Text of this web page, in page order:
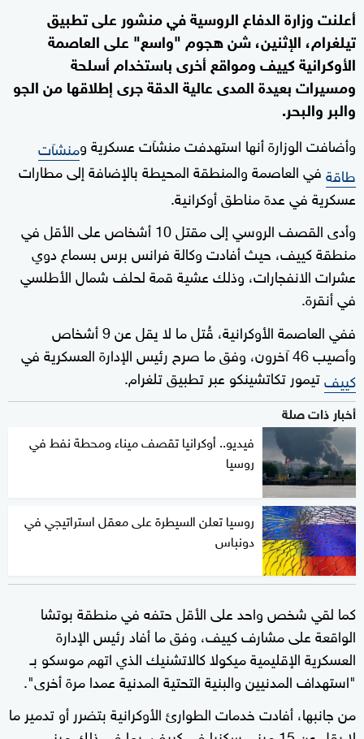
أعلنت ⁠وزارة الدفاع الروسية في منشور على تطبيق
تيلغرام، الإثنين، شن هجوم "واسع" ‌على العاصمة
‌الأوكرانية كييف ومواقع أخرى باستخدام أسلحة
‌ومسيرات ‌بعيدة المدى ⁠عالية الدقة جرى إطلاقها ⁠من ‌الجو
والبر ⁠والبحر.
وأضافت الوزارة أنها ⁠استهدفت منشآت عسكرية ⁠ومنشآت
طاقةفي العاصمة والمنطقة المحيطة بالإضافة إلى مطارات
عسكرية في عدة ‌مناطق أوكرانية.
وأدى القصف الروسي إلى مقتل 10 أشخاص على الأقل في
منطقة كييف، حيث أفادت وكالة فرانس برس بسماع دوي
عشرات الانفجارات، وذلك عشية قمة لحلف شمال الأطلسي
في أنقرة.
ففي العاصمة الأوكرانية، قُتل ما لا يقل عن 9 أشخاص
وأصيب 46 آخرون، وفق ما صرح رئيس الإدارة العسكرية في
كييفتيمور تكاتشينكو عبر تطبيق تلغرام.
أخبار ذات صلة
فيديو.. أوكرانيا تقصف ميناء ومحطة نفط في
روسيا
روسيا تعلن السيطرة على معقل استراتيجي في
دونباس
كما لقي شخص واحد على الأقل حتفه في منطقة بوتشا
الواقعة على مشارف كييف، وفق ما أفاد رئيس الإدارة
العسكرية الإقليمية ميكولا كالاتشنيك الذي اتهم موسكو بـ
"استهداف المدنيين والبنية التحتية المدنية عمدا مرة أخرى".
من جانبها، أفادت خدمات الطوارئ الأوكرانية بتضرر أو تدمير ما